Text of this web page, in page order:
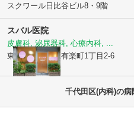
スクワール日比谷ビル8・9階
スバル医院
皮膚科, 泌尿器科, 心療内科, ...
東京都千代田区有楽町1丁目2-6
千代田区(内科)の